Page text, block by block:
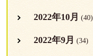
2022年10月 (40)
2022年9月 (34)